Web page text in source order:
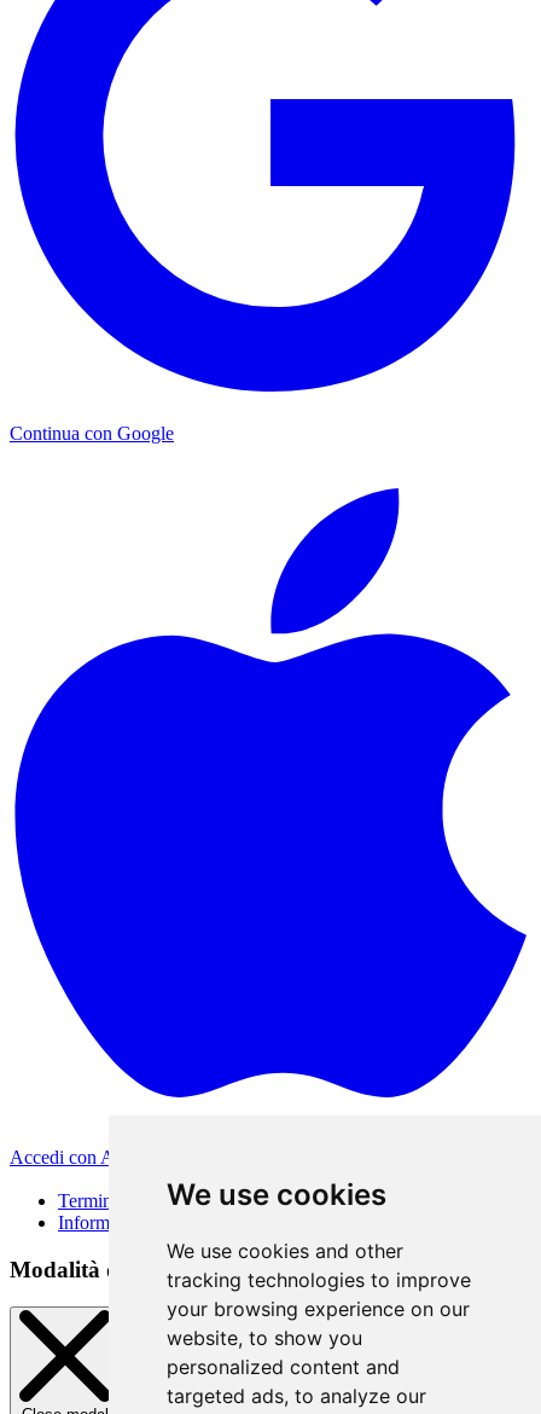
We use cookies
We use cookies and other
tracking technologies to improve
your browsing experience on our
website, to show you
personalized content and
targeted ads, to analyze our
Continua con Google
Accedi con Apple
Termini di Utilizzo
Informativa sulla privacy
Modalità di accesso